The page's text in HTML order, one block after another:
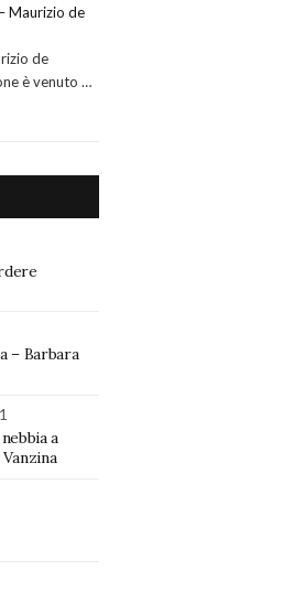
Maurizio de
de
è venuto …
– Barbara
a